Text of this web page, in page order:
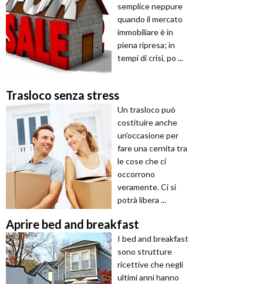
semplice neppure
quando il mercato
immobiliare è in
piena ripresa; in
tempi di crisi, po ...
Trasloco senza stress
Un trasloco può
costituire anche
un'occasione per
fare una cernita tra
le cose che ci
occorrono
veramente. Ci si
potrà libera ...
Aprire bed and breakfast
I bed and breakfast
sono strutture
ricettive che negli
ultimi anni hanno